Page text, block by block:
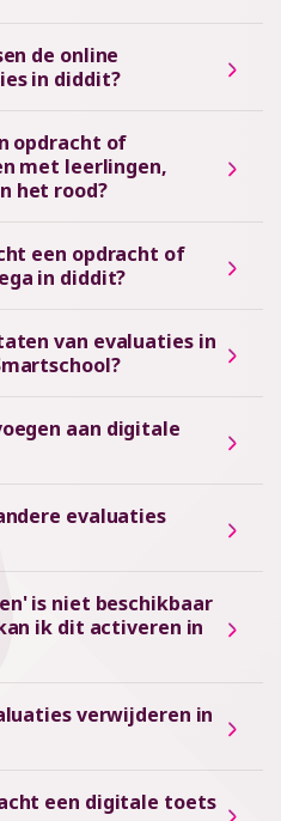
de online
in diddit?
opdracht of
met leerlingen,
het rood?
een opdracht of
in diddit?
van evaluaties in
aan digitale
evaluaties
is niet beschikbaar
ik dit activeren in
verwijderen in
een digitale toets